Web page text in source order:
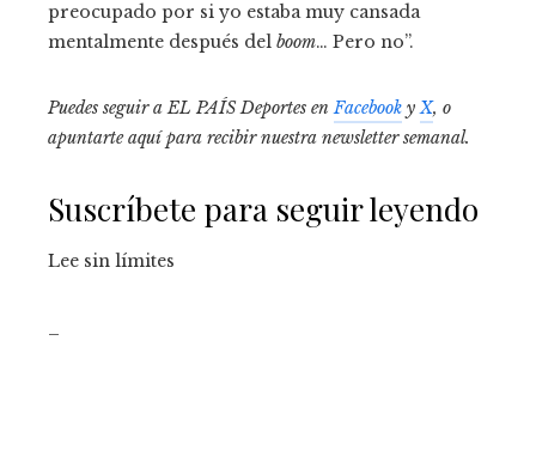
preocupado por si yo estaba muy cansada
mentalmente después del boom… Pero no”.
Puedes seguir a EL PAÍS Deportes enFacebook yX, o
apuntarte aquí para recibirnuestra newsletter semanal.
Suscríbete para seguir leyendo
Lee sin límites